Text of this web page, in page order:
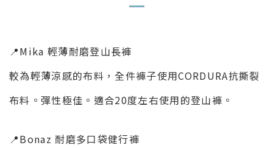
📍Mika 輕薄耐磨登山長褲
較為輕薄涼感的布料，全件褲子使用CORDURA抗撕裂
布料。彈性極佳。適合20度左右使用的登山褲。
📍Bonaz 耐磨多口袋健行褲